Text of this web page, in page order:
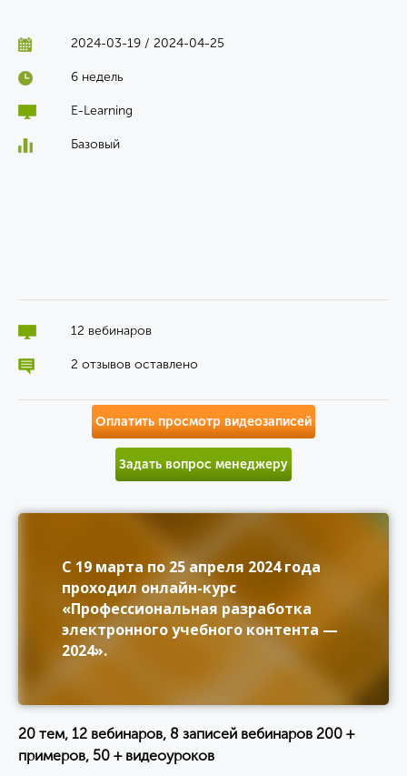
2024-03-19 / 2024-04-25
6 недель
E-Learning
Базовый
12 вебинаров
2 отзывов оставлено
Оплатить просмотр видеозаписей
Задать вопрос менеджеру
С 19 марта по 25 апреля 2024 года
проходил онлайн-курс
«Профессиональная разработка
электронного учебного контента —
2024».
20 тем, 12 вебинаров, 8 записей вебинаров 200 +
примеров, 50 + видеоуроков